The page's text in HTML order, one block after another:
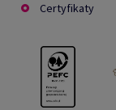
Certyfikaty